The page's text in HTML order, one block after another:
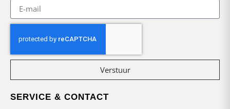
Verstuur
SERVICE & CONTACT